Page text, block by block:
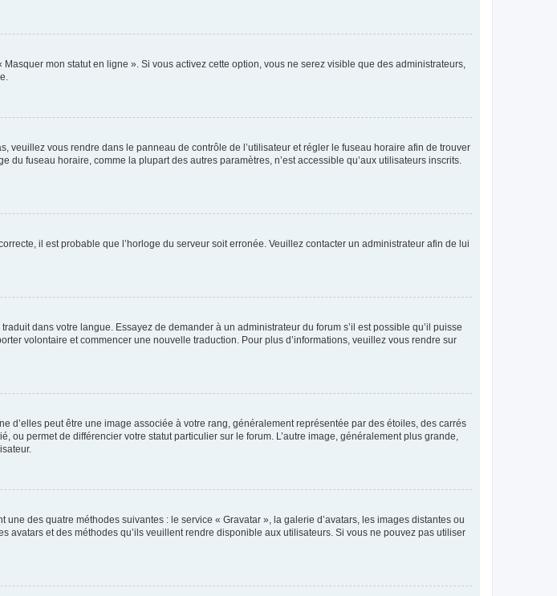
mon statut en ligne ». Si vous activez cette option, vous ne serez visible que des administrateurs,
veuillez vous rendre dans le panneau de contrôle de l’utilisateur et régler le fuseau horaire afin de trouver
fuseau horaire, comme la plupart des autres paramètres, n’est accessible qu’aux utilisateurs inscrits.
il est probable que l’horloge du serveur soit erronée. Veuillez contacter un administrateur afin de lui
dans votre langue. Essayez de demander à un administrateur du forum s’il est possible qu’il puisse
volontaire et commencer une nouvelle traduction. Pour plus d’informations, veuillez vous rendre sur
d’elles peut être une image associée à votre rang, généralement représentée par des étoiles, des carrés
permet de différencier votre statut particulier sur le forum. L’autre image, généralement plus grande,
des quatre méthodes suivantes : le service « Gravatar », la galerie d’avatars, les images distantes ou
et des méthodes qu’ils veuillent rendre disponible aux utilisateurs. Si vous ne pouvez pas utiliser